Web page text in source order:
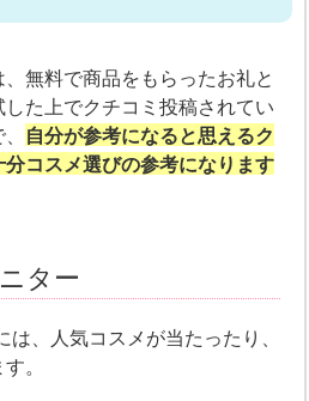
無料で商品をもらったお礼と
た上でクチコミ投稿されてい
自分が参考になると思えるク
コスメ選びの参考になります
ター
は、人気コスメが当たったり、
。